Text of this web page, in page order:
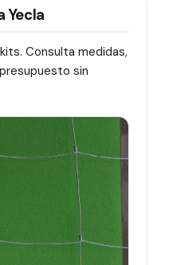
Yecla
Consulta medidas,
sin